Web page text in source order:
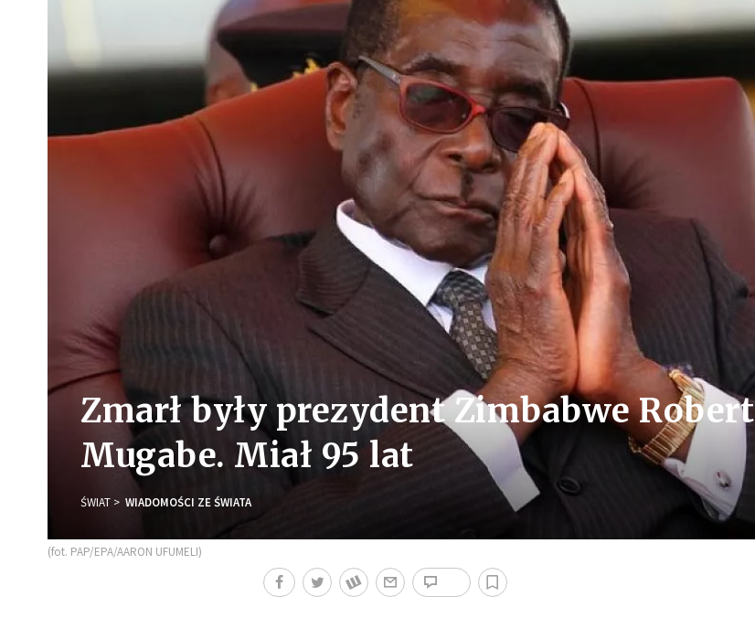
Zmarł były prezydent Zimbabwe Robert
Mugabe. Miał 95 lat
ŚWIAT WIADOMOŚCI ZE ŚWIATA
(fot. PAP/EPA/AARON UFUMELI)